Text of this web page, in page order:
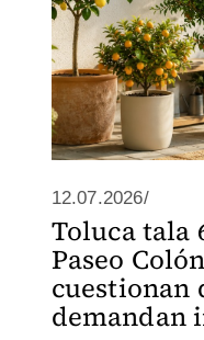
12.07.2026/
Toluca tala
Paseo
cuestionan
demandan